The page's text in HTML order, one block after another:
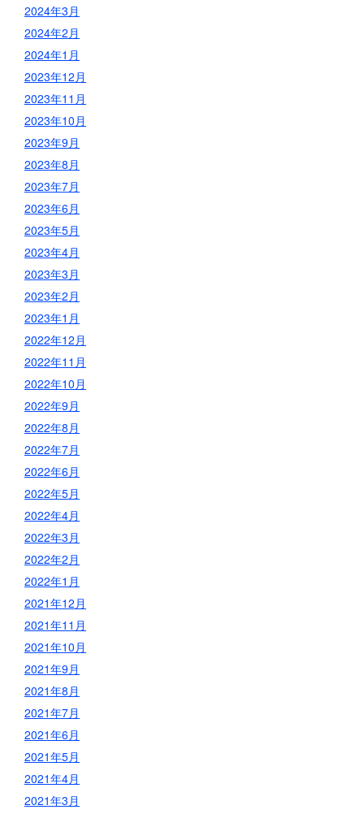
2024年3月
2024年2月
2024年1月
2023年12月
2023年11月
2023年10月
2023年9月
2023年8月
2023年7月
2023年6月
2023年5月
2023年4月
2023年3月
2023年2月
2023年1月
2022年12月
2022年11月
2022年10月
2022年9月
2022年8月
2022年7月
2022年6月
2022年5月
2022年4月
2022年3月
2022年2月
2022年1月
2021年12月
2021年11月
2021年10月
2021年9月
2021年8月
2021年7月
2021年6月
2021年5月
2021年4月
2021年3月